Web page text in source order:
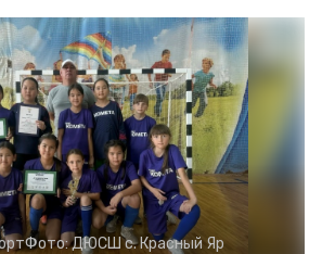
Фото:ДЮСШ с. Красный Яр